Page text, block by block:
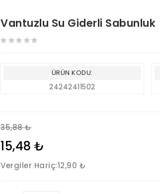
Vantuzlu Su Giderli Sabunluk
ÜRÜN KODU:
24242411502
35,88 ₺
15,48 ₺
Vergiler Hariç:12,90 ₺